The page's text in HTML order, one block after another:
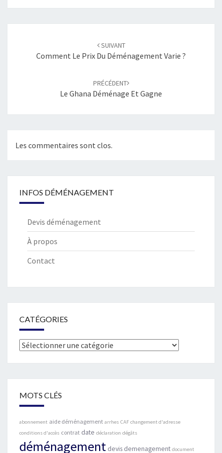
SUIVANT
Comment Le Prix Du Déménagement Varie ?
PRÉCÉDENT
Le Ghana Déménage Et Gagne
Les commentaires sont clos.
INFOS DÉMÉNAGEMENT
Devis déménagement
À propos
Contact
CATÉGORIES
Catégories
MOTS CLÉS
abonnement aide déménagement arrhes CAF changement d'adresse
conditions d'accès contrat date déclaration dégâts
déménagement devis demenagement document